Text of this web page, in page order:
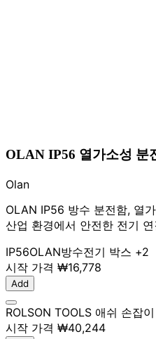
OLAN IP56 열가소성 분
Olan
OLAN IP56 방수 분전함, 열
산업 환경에서 안전한 전기
IP56OLAN방수전기 박스 +2
시작 가격 ₩16,778
Add
ROLSON TOOLS 애쉬 손잡
시작 가격 ₩40,244